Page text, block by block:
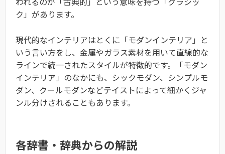
ク」があります。
現代的なインテリアはとくに「モダンインテリア」と
いう言い方をし、金属やガラス素材を用いて直線的な
ラインで統一されたスタイルが特徴的です。「モダン
インテリア」のなかにも、シックモダン、シンプルモ
ダン、クールモダンなどテイストによって細かくジャ
ンル分けされることもあります。
各辞書・辞典からの解説